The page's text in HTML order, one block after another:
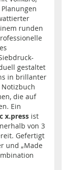
runden
gestaltet
in brillanter
die auf
Ein
x.press ist
von 3
Gefertigt
und „Made